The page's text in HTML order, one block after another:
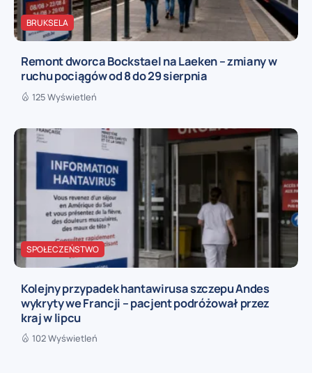
BRUKSELA
Remont dworca Bockstael na Laeken – zmiany w
ruchu pociągów od 8 do 29 sierpnia
125 Wyświetleń
SPOŁECZEŃSTWO
Kolejny przypadek hantawirusa szczepu Andes
wykryty we Francji – pacjent podróżował przez
kraj w lipcu
102 Wyświetleń